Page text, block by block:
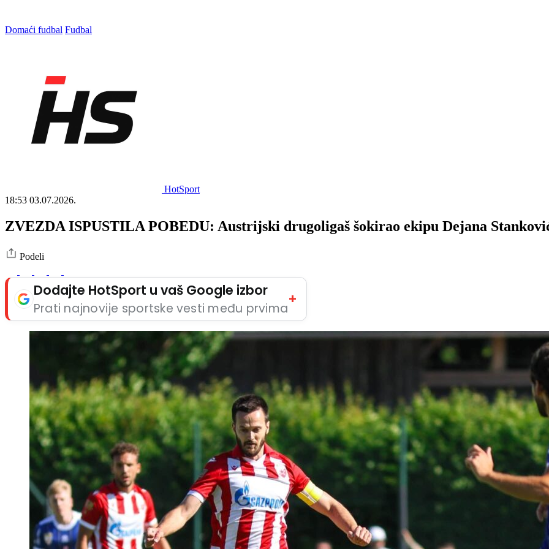
Domaći fudbal Fudbal
HotSport
18:53 03.07.2026.
ZVEZDA ISPUSTILA POBEDU: Austrijski drugoligaš šokirao ekipu Dejana
Podeli
Dodajte HotSport u vaš Google izbor
Prati najnovije sportske vesti među prvima
+